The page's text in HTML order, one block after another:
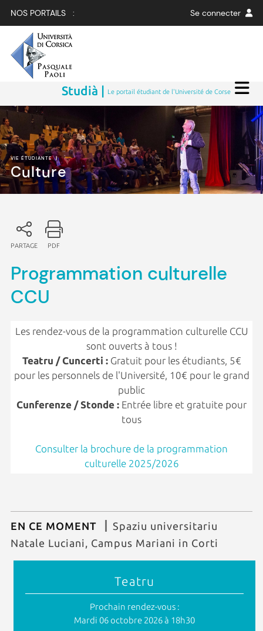
NOS PORTAILS : Se connecter
Studià | Le portail étudiant de l'Université de Corse
VIE ÉTUDIANTE|
Culture
PARTAGE PDF
Programmation culturelle
CCU
Les rendez-vous de la programmation culturelle CCU
sont ouverts à tous !
Teatru / Cuncerti :Gratuit pour les étudiants, 5€
pour les personnels de l'Université, 10€ pour le grand
public
Cunferenze / Stonde : Entrée libre et gratuite pour
tous
Consulter la brochure de la programmation
culturelle 2025/2026
EN CE MOMENT
Spaziu universitariu
Natale Luciani, Campus Mariani in Corti
Teatru
Prochain rendez-vous :
Mardi 06 octobre 2026 à 18h30